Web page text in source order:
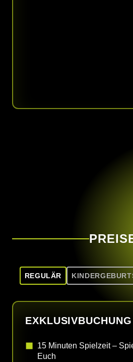
REGULÄR
EXKLUSIVBUCHUNG
15 Minuten Spielzeit –
Euch